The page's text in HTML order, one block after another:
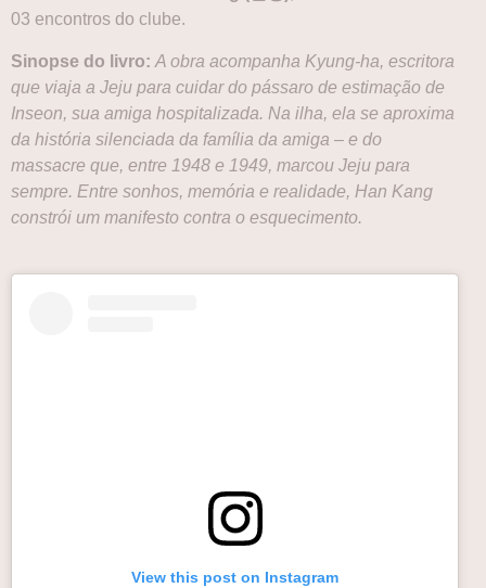
03 encontros do clube.
Sinopse do livro: A obra acompanha Kyung-ha, escritora
que viaja a Jeju para cuidar do pássaro de estimação de
Inseon, sua amiga hospitalizada. Na ilha, ela se aproxima
da história silenciada da família da amiga – e do
massacre que, entre 1948 e 1949, marcou Jeju para
sempre. Entre sonhos, memória e realidade, Han Kang
constrói um manifesto contra o esquecimento.
View this post on Instagram